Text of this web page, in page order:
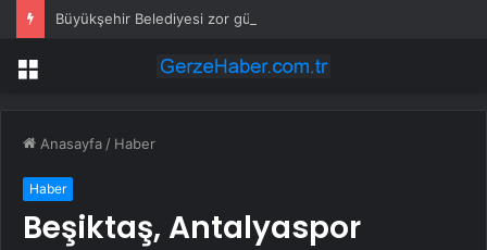
Menü
Anasayfa / Haber
Haber
Beşiktaş, Antalyaspor